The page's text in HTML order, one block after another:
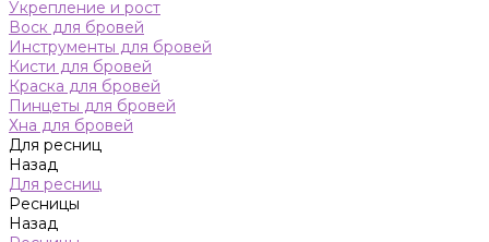
Укрепление и рост
Воск для бровей
Инструменты для бровей
Кисти для бровей
Краска для бровей
Пинцеты для бровей
Хна для бровей
Для ресниц
Назад
Для ресниц
Ресницы
Назад